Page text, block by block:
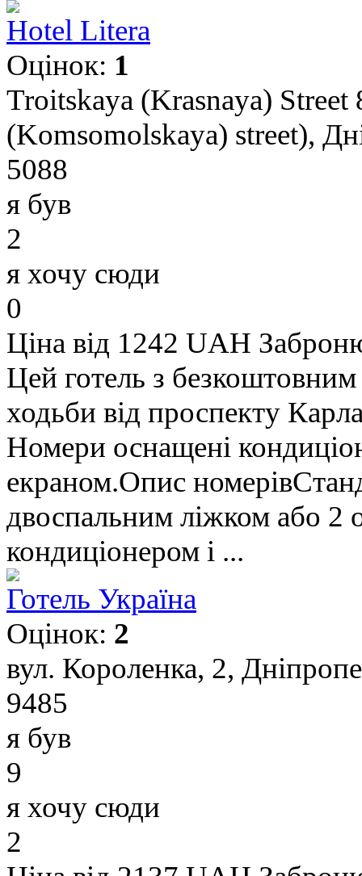
Hotel Litera
Оцінок: 1
Troitskaya (Krasnaya) Street
(Komsomolskaya) street),
5088
я був
2
я хочу сюди
0
Ціна від 1242 UAH
Цей готель з
ходьби від проспекту
Номери оснащені
екраном.Опис
двоспальним ліжком або
кондиціонером і ...
Готель Україна
Оцінок: 2
вул. Короленка, 2,
9485
я був
9
я хочу сюди
2